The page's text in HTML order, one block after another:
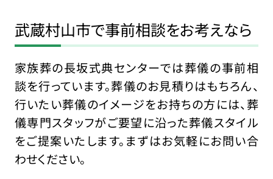
武蔵村山市で事前相談をお考えなら
家族葬の長坂式典センターでは葬儀の事前相
談を行っています。葬儀のお見積りはもちろん、
行いたい葬儀のイメージをお持ちの方には、葬
儀専門スタッフがご要望に沿った葬儀スタイル
をご提案いたします。まずはお気軽にお問い合
わせください。